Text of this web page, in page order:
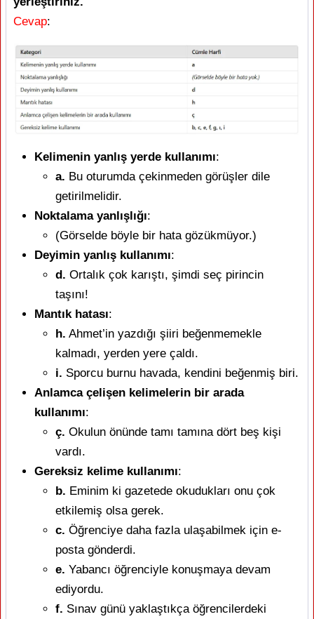
Cevap:
Kelimenin yanlış yerde kullanımı:
a. Bu oturumda çekinmeden görüşler dile
getirilmelidir.
Noktalama yanlışlığı:
(Görselde böyle bir hata gözükmüyor.)
Deyimin yanlış kullanımı:
d. Ortalık çok karıştı, şimdi seç pirincin
taşını!
Mantık hatası:
h. Ahmet’in yazdığı şiiri beğenmemekle
kalmadı, yerden yere çaldı.
i. Sporcu burnu havada, kendini beğenmiş biri.
Anlamca çelişen kelimelerin bir arada
kullanımı:
ç. Okulun önünde tamı tamına dört beş kişi
vardı.
Gereksiz kelime kullanımı:
b. Eminim ki gazetede okudukları onu çok
etkilemiş olsa gerek.
c. Öğrenciye daha fazla ulaşabilmek için e-
posta gönderdi.
e. Yabancı öğrenciyle konuşmaya devam
ediyordu.
f. Sınav günü yaklaştıkça öğrencilerdeki